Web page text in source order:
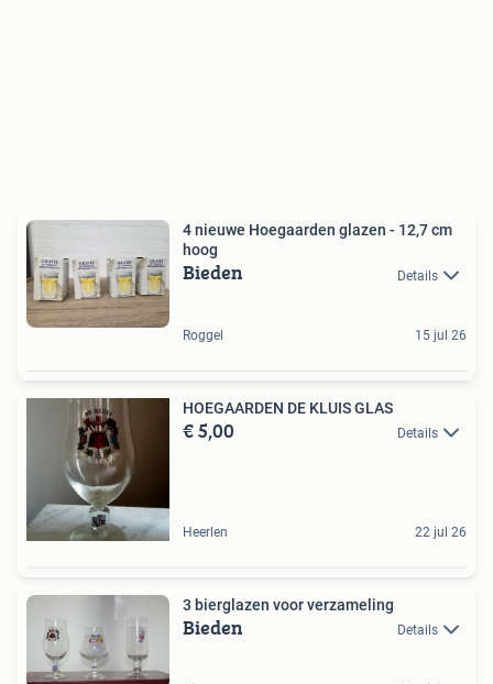
4 nieuwe Hoegaarden glazen - 12,7 cm
hoog
Bieden Details
Roggel 15 jul 26
HOEGAARDEN DE KLUIS GLAS
€ 5,00 Details
Heerlen 22 jul 26
3 bierglazen voor verzameling
Bieden Details